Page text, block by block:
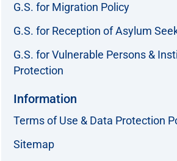
G.S. for Migration Policy
G.S. for Reception of Asylum
G.S. for Vulnerable Persons &
Protection
Information
Terms of Use & Data Protection
Sitemap